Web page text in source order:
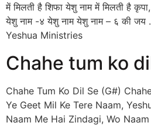
में मिलती है शिफा येशु नाम में मिलती है
येशु नाम -४ येशु नाम येशु नाम – ६ की
Yeshua Ministries
Chahe tum ko
Chahe Tum Ko Dil Se (G#)
Ye Geet Mil Ke Tere Naam,
Naam Me Hai Zindagi, Wo